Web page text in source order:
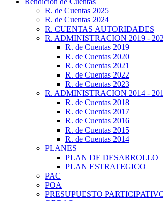
R. de Cuentas 2025
R. de Cuentas 2024
R. CUENTAS AUTORIDADES
R. ADMINISTRACION 2019 -
R. de Cuentas 2019
R. de Cuentas 2020
R. de Cuentas 2021
R. de Cuentas 2022
R. de Cuentas 2023
R. ADMINISTRACION 2014 -
R. de Cuentas 2018
R. de Cuentas 2017
R. de Cuentas 2016
R. de Cuentas 2015
R. de Cuentas 2014
PLANES
PLAN DE DESARROLLO
PLAN ESTRATEGICO
PAC
POA
PRESUPUESTO